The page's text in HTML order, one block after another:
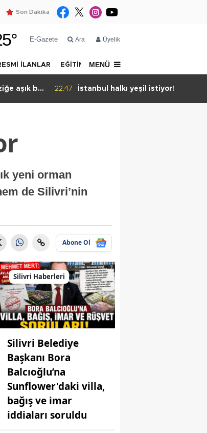
Son Dakika
° E-Gazete Ara Üyelik
İLANLAR EĞİTİM YAZARLAR
MENÜ
aşık bir
22:47 İstanbul halkı yeşil istiyor!
yeni orman
de Silivri’nin
Abone Ol
Silivri Haberleri
Silivri Belediye
Başkanı Bora
Balcıoğlu’na
Sunflower'daki villa,
bağış ve imar
iddiaları soruldu